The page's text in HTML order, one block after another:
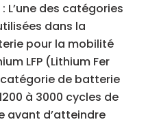
: L’une des catégories
dans la
pour la mobilité
LFP (Lithium Fer
de batterie
à 3000 cycles de
avant d’atteindre